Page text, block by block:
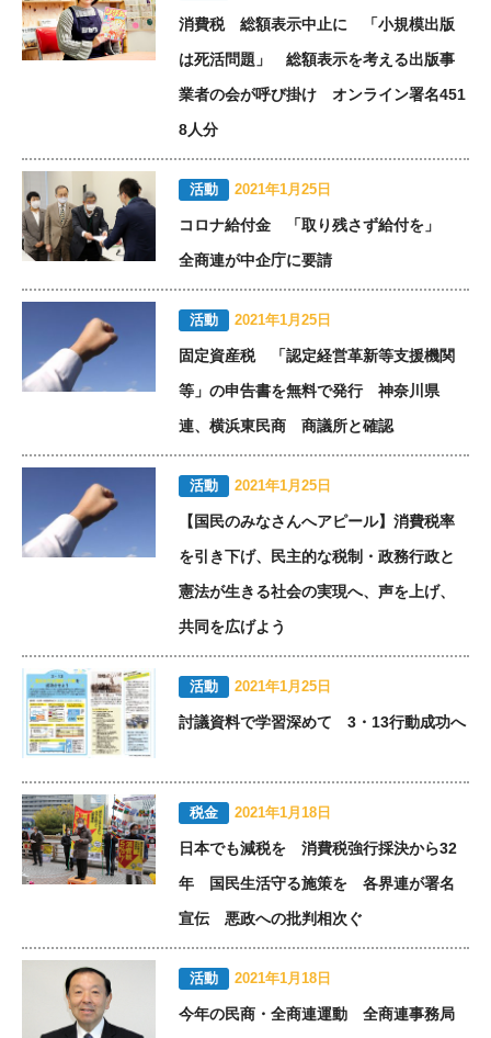
消費税 総額表示中止に 「小規模出版
は死活問題」 総額表示を考える出版事
業者の会が呼び掛け オンライン署名451
8人分
活動 2021年1月25日
コロナ給付金 「取り残さず給付を」
全商連が中企庁に要請
活動 2021年1月25日
固定資産税 「認定経営革新等支援機関
等」の申告書を無料で発行 神奈川県
連、横浜東民商 商議所と確認
活動 2021年1月25日
【国民のみなさんへアピール】消費税率
を引き下げ、民主的な税制・政務行政と
憲法が生きる社会の実現へ、声を上げ、
共同を広げよう
活動 2021年1月25日
討議資料で学習深めて 3・13行動成功へ
税金 2021年1月18日
日本でも減税を 消費税強行採決から32
年 国民生活守る施策を 各界連が署名
宣伝 悪政への批判相次ぐ
活動 2021年1月18日
今年の民商・全商連運動 全商連事務局